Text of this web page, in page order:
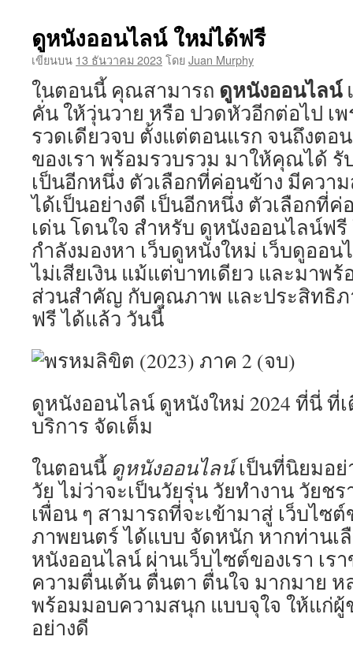
หนัง
ออนไ
ดู
หนัง
ออนไ
ฟรี
24
ชั่วโมง
หนัง
เว็บ
ตรง
ดู
หนัง
by
ดูหนังออนไลน์ ใหม่ได้ฟรี
เขียนบน 13 ธันวาคม 2023 โดยJuan Murphy
ในตอนนี้ คุณสามารถ ดูหนังออนไลน์
คั่น ให้วุ่นวาย หรือ ปวดหัวอีกต่อไป เ
รวดเดียวจบ ตั้งแต่ตอนแรก จนถึงตอ
ของเรา พร้อมรวบรวม มาให้คุณได้
เป็นอีกหนึ่ง ตัวเลือกที่ค่อนข้าง มีคว
ได้เป็นอย่างดี เป็นอีกหนึ่ง ตัวเลือกที่
เด่น โดนใจ สำหรับ ดูหนังออนไลน์ฟ
กำลังมองหา เว็บดูหนังใหม่ เว็บดูออ
ไม่เสียเงิน แม้แต่บาทเดียว และมาพ
ส่วนสำคัญ กับคุณภาพ และประสิทธิ
ฟรี ได้แล้ว วันนี้
ดูหนังออนไลน์ ดูหนังใหม่ 2024 ที่นี่ ที่
บริการ จัดเต็ม
ในตอนนี้ ดูหนังออนไลน์เป็นที่นิยมอย่
วัย ไม่ว่าจะเป็นวัยรุ่น วัยทำงาน วัยช
เพื่อน ๆ สามารถที่จะเข้ามาสู่ เว็บไซ
ภาพยนตร์ ได้แบบ จัดหนัก หากท่านเ
หนังออนไลน์ ผ่านเว็บไซต์ของเรา เร
ความตื่นเต้น ตื่นตา ตื่นใจ มากมาย
พร้อมมอบความสนุก แบบจุใจ ให้แก่
อย่างดี